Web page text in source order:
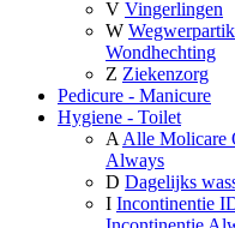
V Vingerlingen
W
Wondhechting
Z Ziekenzorg
Pedicure - Manicure
Hygiene - Toilet
A Alle Molicare
Always
D Dagelijks
I Incontinentie